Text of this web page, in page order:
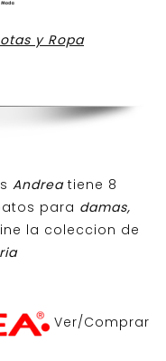
y Ropa
Andreatiene 8
para damas,
la coleccion de
Ver/Comprar